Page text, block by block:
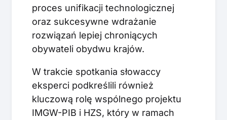
proces unifikacji technologicznej
oraz sukcesywne wdrażanie
rozwiązań lepiej chroniących
obywateli obydwu krajów.
W trakcie spotkania słowaccy
eksperci podkreślili również
kluczową rolę wspólnego projektu
IMGW-PIB i HZS, który w ramach